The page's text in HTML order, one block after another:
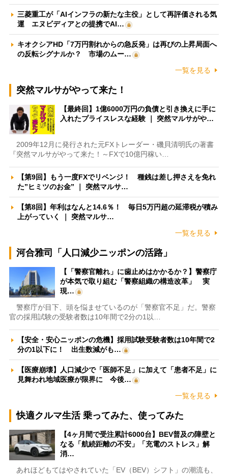
三菱重工が「AIインフラの新たな主役」として再評価される気
運 エヌビディアとの提携でAI…
キオクシアHD「7万円割れからの急反発」は再びの上昇局面へ
の反転シグナルか？ 市場のムー…
一覧を見る
突然マルサがやって来た！
【最終回】1億6000万円の負債と引き換えに手に
入れたプライスレスな経験 ｜ 突然マルサがや…
2009年12月に発行された元FXトレーダー・磯貝清明氏の著書
『突然マルサがやって来た！～FXで10億円稼い…
【第9回】もう一度FXでリベンジ！ 種銭は差し押さえを免れ
た”ヒミツのお金” ｜ 突然マルサ…
【第8回】年利はなんと14.6％！ 毎日5万円超の延滞税が積み
上がっていく ｜ 突然マルサ…
一覧を見る
河合雅司「人口減少ニッポンの活路」
【「警察官離れ」に歯止めはかかるか？】警察庁
が本気で取り組む「警察組織の構造改革」 実
現…
警察庁が目下、頭を悩ませているのが「警察官不足」だ。警察
官の採用試験の受験者数は10年間で2分の1以…
【安全・安心ニッポンの危機】採用試験受験者数は10年間で2
分の1以下に！ 出生数減がも…
【医療崩壊】人口減少で「医師不足」に加えて「患者不足」に
見舞われ地域医療が限界に 今後…
一覧を見る
快適クルマ生活 乗ってみた、使ってみた
【4ヶ月間で受注累計6000台】BEV普及の障壁と
なる「航続距離の不安」「充電のストレス」解
消…
あれほどもてはやされていた「EV（BEV）シフト」の潮流も、